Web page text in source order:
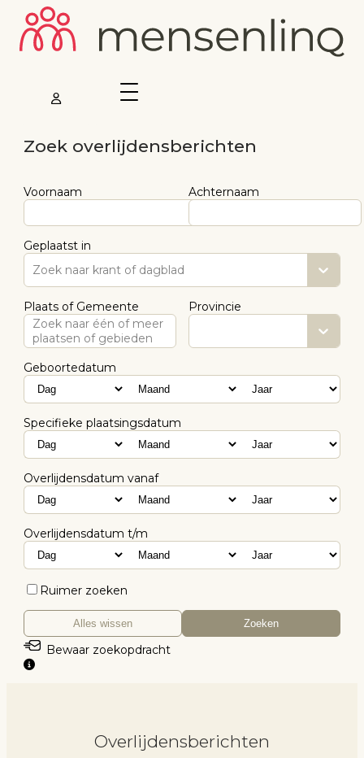
Zoek overlijdensberichten
Voornaam Achternaam
Geplaatst in
Zoek naar krant of dagblad
Plaats of Gemeente
Zoek naar één of meer
plaatsen of gebieden
Provincie
Geboortedatum
Specifieke plaatsingsdatum
Overlijdensdatum vanaf
Overlijdensdatum t/m
Ruimer zoeken
Alles wissen Zoeken
Bewaar zoekopdracht
Overlijdensberichten